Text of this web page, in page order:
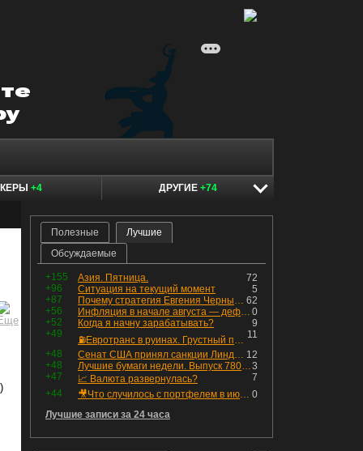
+4 ДРУГИЕ +74
Полезные
Лучшие
Обсуждаемые
+155 72
Азия. Пятница.
+96
5
Ситуация на текущий момент
+87
62
Почему стратегия Евгения Черных приведет вас к убыткам в 2026 году
+56
0
Инфляция в начале августа — дефляция из-за топлива и плодоовощной корзины, но услуги продолжают дорожать, а рубль начал ослабевать.
+52
9
Когда я начну зарабатывать?
+49
11
⛽️Евротранс в руинах. Грустный пост😶😞 Что изменилось в облигациях?
+48
12
Сенат США принял санкции Линдси Грэма против России
+48
3
Лучшие бумаги недели. Выпуск 780 – обновления для пятницы
+47
7
📈 Валюта развернулась?
+44
0
🎥Что случилось с портфелем в июле - честный разбор / Инвестировать Просто
Лучшие записи за 24 часа